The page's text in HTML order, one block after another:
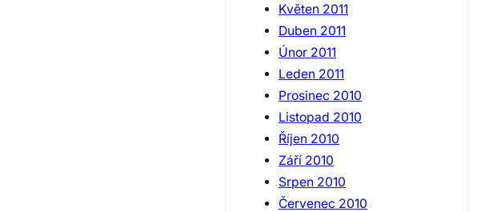
Květen 2011
Duben 2011
Únor 2011
Leden 2011
Prosinec 2010
Listopad 2010
Říjen 2010
Září 2010
Srpen 2010
Červenec 2010